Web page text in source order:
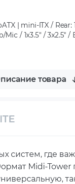
| mini-ITX / Rear:
Mic / 1x3.5" / 3x2.5"
товара
систем, где
Midi-